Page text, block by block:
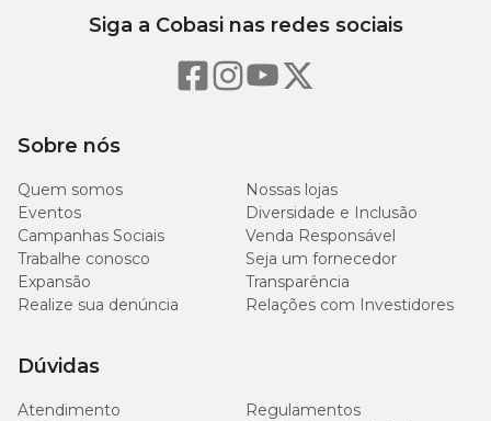
Sobre nós
Quem somos
Nossas lojas
Eventos
Diversidade e Inclusão
Campanhas Sociais
Venda Responsável
Trabalhe conosco
Seja um fornecedor
Expansão
Transparência
Realize sua denúncia
Relações com Investidores
Dúvidas
Atendimento
Regulamentos
Siga a Cobasi nas redes sociais